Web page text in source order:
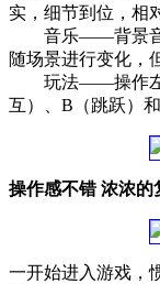
实，细节到位，相
音乐——背景音
随场景进行变化，
玩法——操作左
互）、B（跳跃）
操作感不错 浓浓的
一开始进入游戏，